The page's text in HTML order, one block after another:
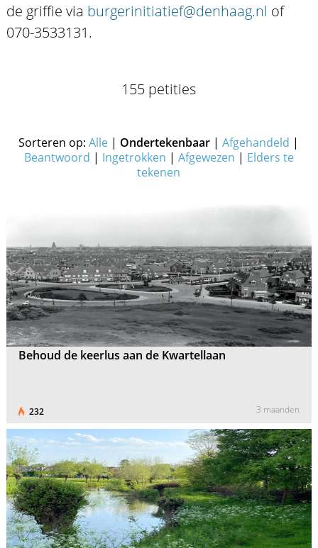
de griffie via burgerinitiatief@denhaag.nl of
070-3533131.
155 petities
Sorteren op:Alle | Ondertekenbaar |Afgehandeld |
Beantwoord | Ingetrokken | Afgewezen | Elders te
tekenen
Behoud de keerlus aan de Kwartellaan
232 3 maanden